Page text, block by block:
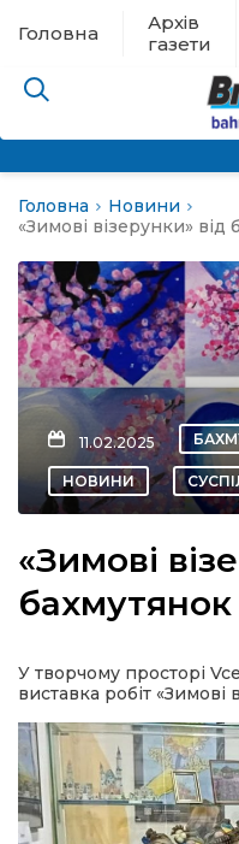
Головна
Архів
газети
евакуації
новини
політика
Головна
Новини
«Зимові візерунки»
11.02.2025
НОВИНИ
«Зимові
У творчому просторі
виставка робіт «Зимові